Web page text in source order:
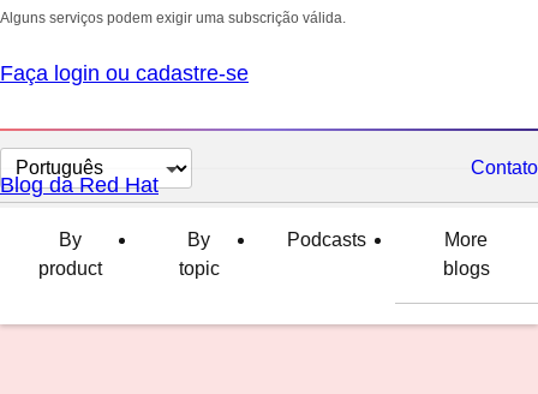
Alguns serviços podem exigir uma subscrição válida.
Faça login ou cadastre-se
Selecionar
idioma
Contato
Blog da Red Hat
By
product
By
topic
Podcasts
More
blogs